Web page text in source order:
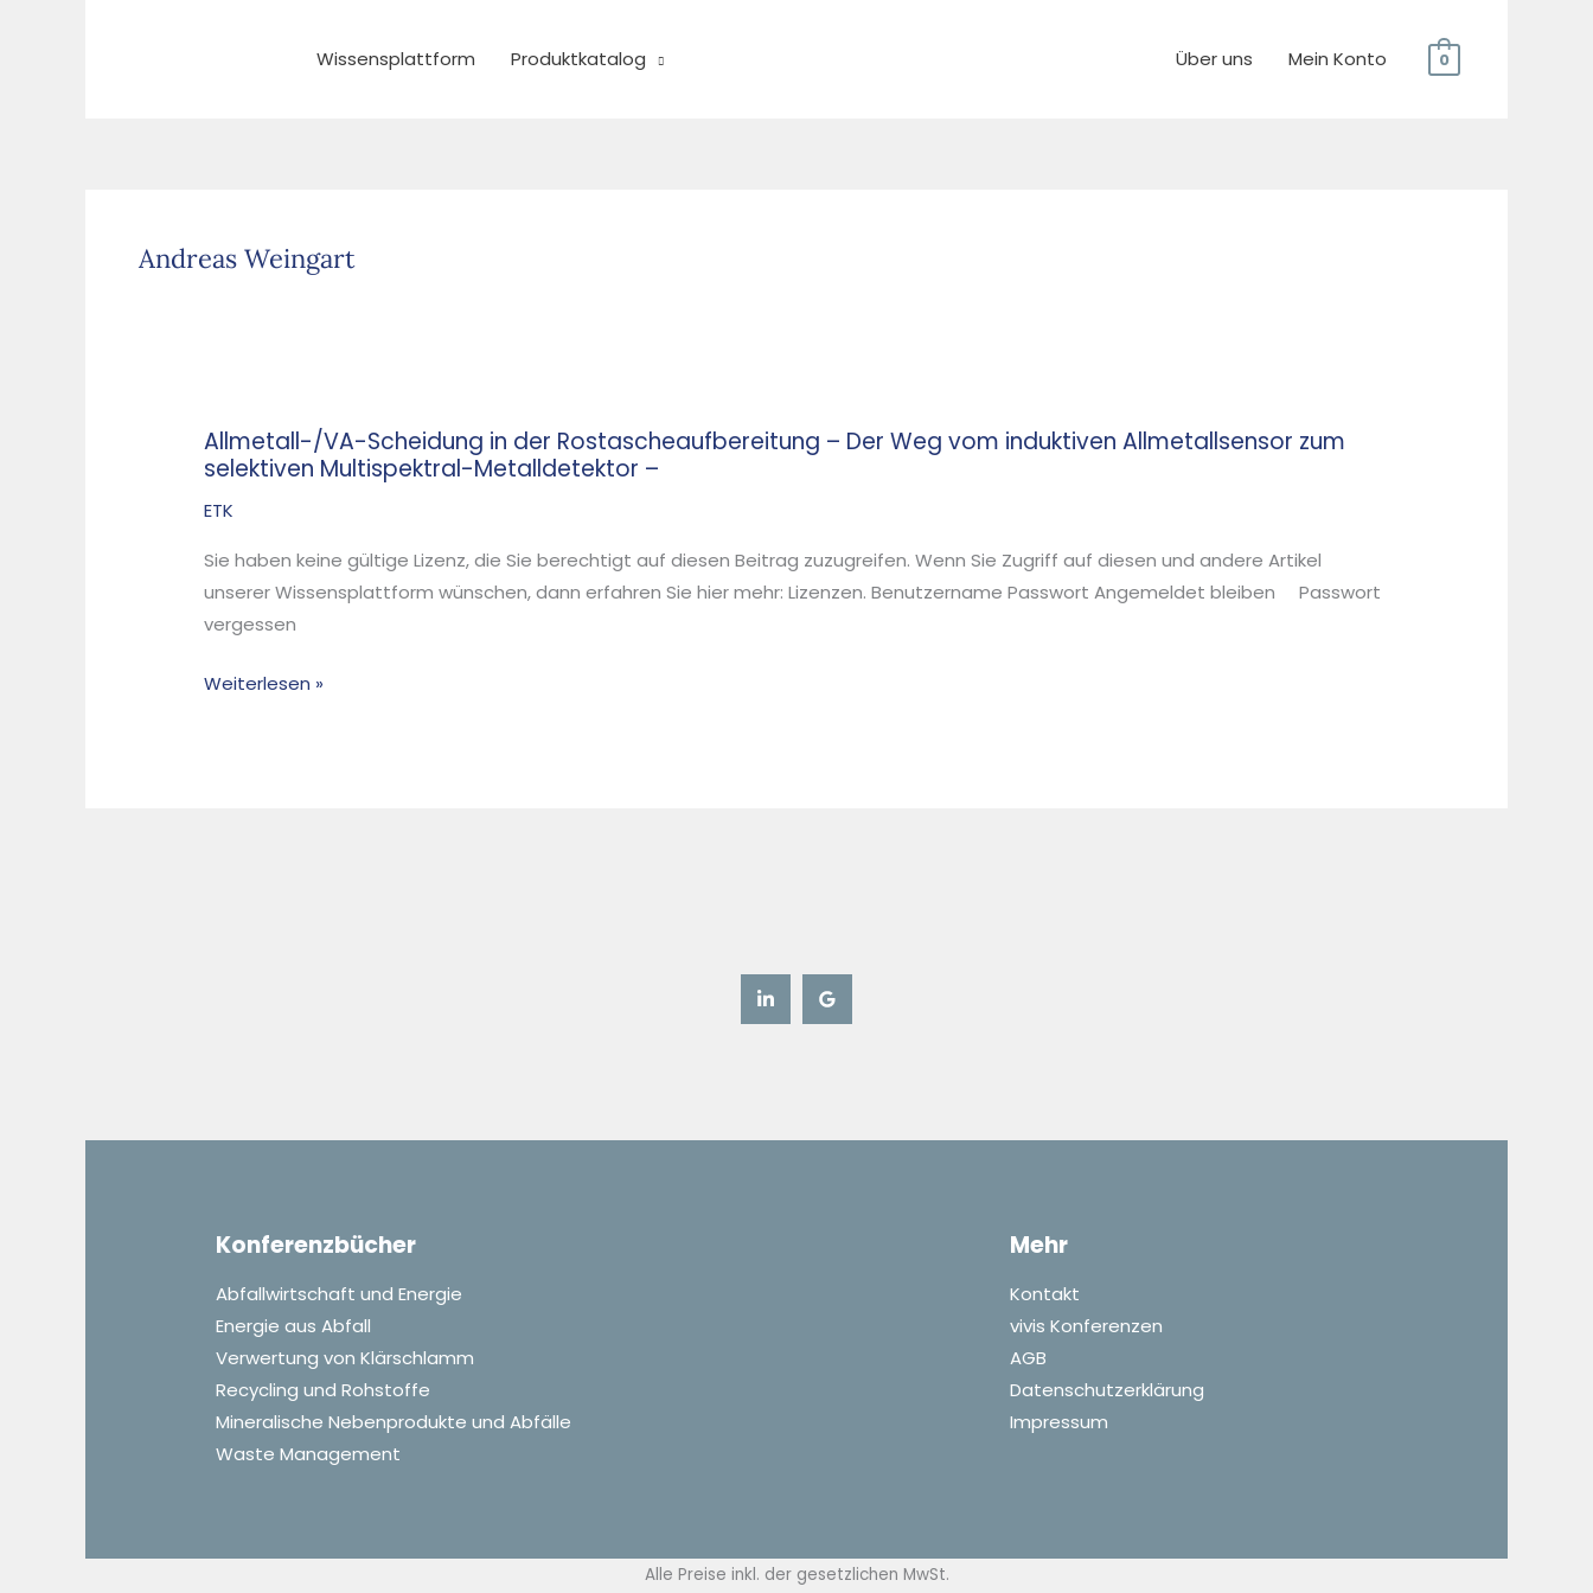
Wissensplattform Produktkatalog Über uns Mein Konto 0
Andreas Weingart
Allmetall-/VA-Scheidung in der Rostascheaufbereitung – Der Weg vom induktiven Allmetallsensor zum
selektiven Multispektral-Metalldetektor –
ETK
Sie haben keine gültige Lizenz, die Sie berechtigt auf diesen Beitrag zuzugreifen. Wenn Sie Zugriff auf diesen und andere Artikel
unserer Wissensplattform wünschen, dann erfahren Sie hier mehr: Lizenzen. Benutzername Passwort Angemeldet bleiben Passwort
vergessen
Allmetall-/VA-
Scheidung
in
Rostascheaufbereitung
–
Der
Weiterlesen »
Konferenzbücher
Abfallwirtschaft und Energie
Energie aus Abfall
Verwertung von Klärschlamm
Recycling und Rohstoffe
Mineralische Nebenprodukte und Abfälle
Waste Management
Mehr
Kontakt
vivis Konferenzen
AGB
Datenschutzerklärung
Impressum
Alle Preise inkl. der gesetzlichen MwSt.